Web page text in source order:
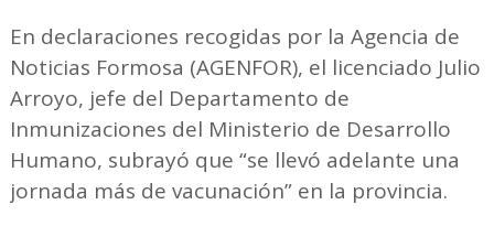
En declaraciones recogidas por la Agencia de
Noticias Formosa (AGENFOR), el licenciado Julio
Arroyo, jefe del Departamento de
Inmunizaciones del Ministerio de Desarrollo
Humano, subrayó que “se llevó adelante una
jornada más de vacunación” en la provincia.